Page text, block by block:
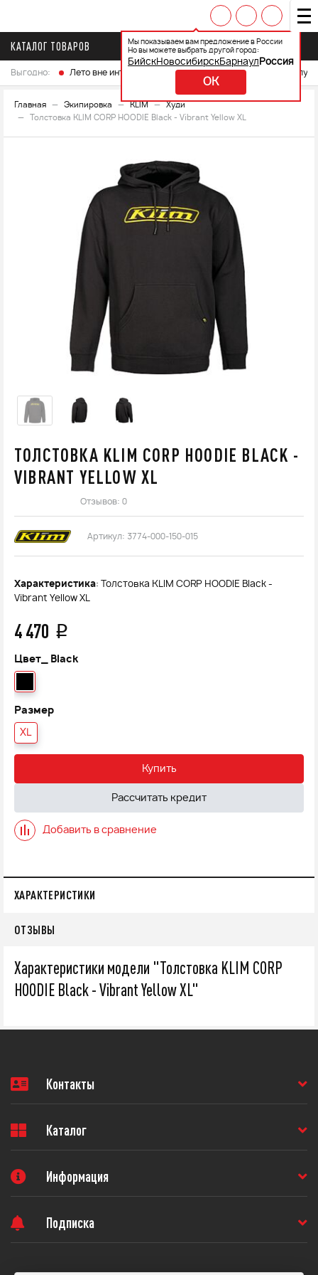
Мы показываем вам предложение в России
Но вы можете выбрать другой город:
БийскНовосибирскБарнаул Россия
OK
КАТАЛОГ ТОВАРОВ
Выгодно: Лето вне интренета Выберите свой мотоцикл и
Главная Экипировка KLIM
Худи
Толстовка KLIM CORP HOODIE Black - Vibrant Yellow XL
ТОЛСТОВКА KLIM CORP HOODIE BLACK -
VIBRANT YELLOW XL
Отзывов: 0
Артикул: 3774-000-150-015
Характеристика: Толстовка KLIM CORP HOODIE Black -
Vibrant Yellow XL
4 470 q
Цвет_ Black
Размер
XL
Купить
Рассчитать кредит
Добавить в сравнение
ХАРАКТЕРИСТИКИ
ОТЗЫВЫ
Характеристики модели "Толстовка KLIM CORP
HOODIE Black - Vibrant Yellow XL"
Контакты
Каталог
Информация
Подписка